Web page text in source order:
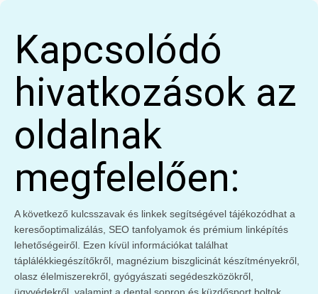
Kapcsolódó
hivatkozások az
oldalnak
megfelelően:
A következő kulcsszavak és linkek segítségével tájékozódhat a
keresőoptimalizálás, SEO tanfolyamok és prémium linképítés
lehetőségeiről. Ezen kívül információkat találhat
táplálékkiegészítőkről, magnézium biszglicinát készítményekről,
olasz élelmiszerekről, gyógyászati segédeszközökről,